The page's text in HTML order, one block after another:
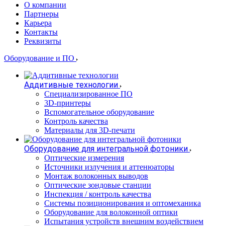
О компании
Партнеры
Карьера
Контакты
Реквизиты
Оборудование и ПО
Аддитивные технологии
Специализированное ПО
3D-принтеры
Вспомогательное оборудование
Контроль качества
Материалы для 3D-печати
Оборудование для интегральной фотоники
Оптические измерения
Источники излучения и аттенюаторы
Монтаж волоконных выводов
Оптические зондовые станции
Инспекция / контроль качества
Системы позиционирования и оптомеханика
Оборудование для волоконной оптики
Испытания устройств внешним воздействием